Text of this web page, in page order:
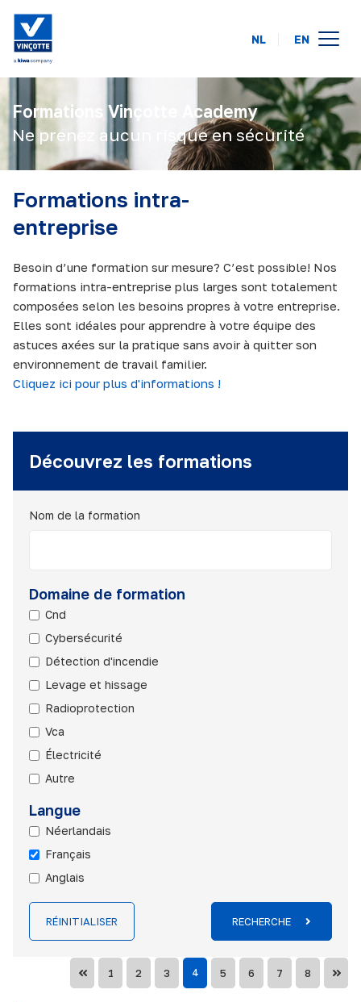
calendrier des formations
en ligne
intra-entreprise
à propos de nous
FAQ
contact
NL EN
Formations Vinçotte Academy
Ne prenez aucun risque en sécurité
Formations intra-
entreprise
Besoin d’une formation sur mesure? C’est possible! Nos
formations intra-entreprise plus larges sont totalement
composées selon les besoins propres à votre entreprise.
Elles sont idéales pour apprendre à votre équipe des
astuces axées sur la pratique sans avoir à quitter son
environnement de travail familier.
Cliquez ici pour plus d'informations !
Découvrez les formations
Nom de la formation
Domaine de formation
Cnd
Cybersécurité
Détection d'incendie
Levage et hissage
Radioprotection
Vca
Électricité
Autre
Langue
Néerlandais
Français
Anglais
RÉINITIALISER RECHERCHE
1 2 3 4 5 6 7 8